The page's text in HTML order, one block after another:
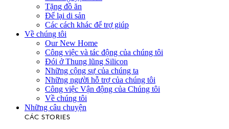
Tặng đồ ăn
Để lại di sản
Các cách khác để trợ giúp
Về chúng tôi
Our New Home
Công việc và tác động của chúng tôi
Đói ở Thung lũng Silicon
Những cộng sự của chúng ta
Những người hỗ trợ của chúng tôi
Công việc Vận động của Chúng tôi
Về chúng tôi
Những câu chuyện
CÁC STORIES